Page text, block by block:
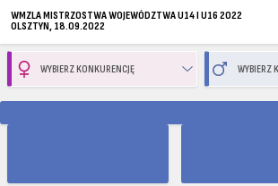
WMZLA MISTRZOSTWA WOJEWÓDZTWA U14 I U16 2022
OLSZTYN, 18.09.2022